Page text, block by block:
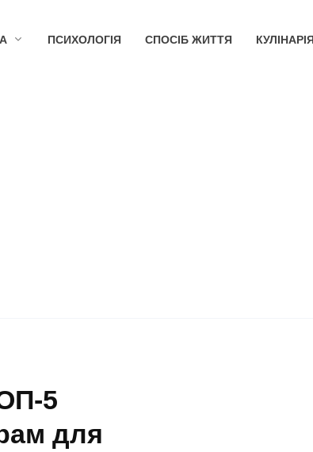
ПСИХОЛОГІЯ СПОСІБ ЖИТТЯ КУЛІНАРІЯ
5
для